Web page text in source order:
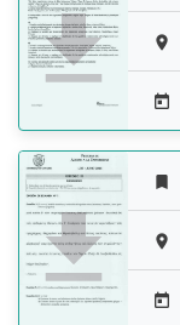
 




